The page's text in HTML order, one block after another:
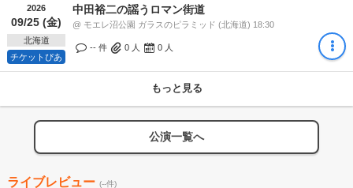
2026
09/25 (金)
北海道
チケットぴあ
中田裕二の謡うロマン街道
@ モエレ沼公園 ガラスのピラミッド (北海道) 18:30
-- 件 0 人 0 人
もっと見る
公演一覧へ
ライブレビュー (--件)